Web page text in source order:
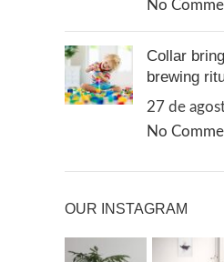
No
Collar
brewing
27 de
No
OUR INSTAGRAM